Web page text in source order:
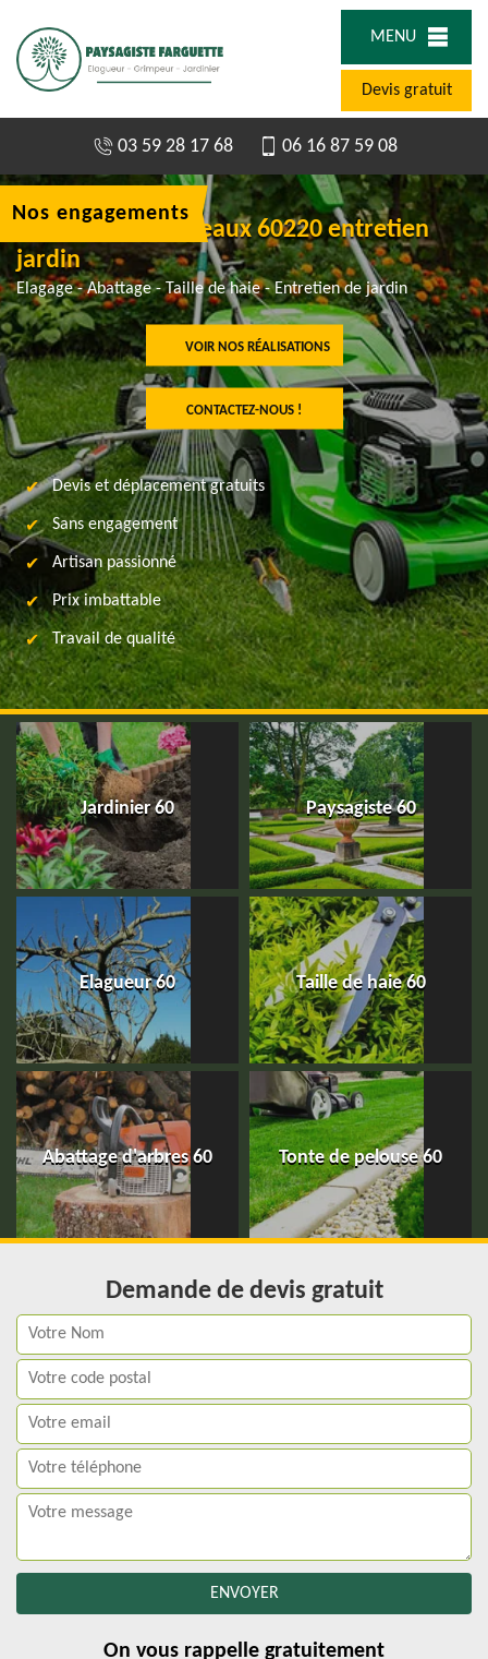
MENU
Devis gratuit
03 59 28 17 68 06 16 87 59 08
Jardinier à Campeaux 60220 entretien
jardin
Elagage - Abattage - Taille de haie - Entretien de jardin
VOIR NOS RÉALISATIONS
CONTACTEZ-NOUS !
Nos engagements
Devis et déplacement gratuits
Sans engagement
Artisan passionné
Prix imbattable
Travail de qualité
Jardinier 60 Paysagiste 60
Elagueur 60 Taille de haie 60
Abattage d'arbres 60 Tonte de pelouse 60
Demande de devis gratuit
On vous rappelle gratuitement